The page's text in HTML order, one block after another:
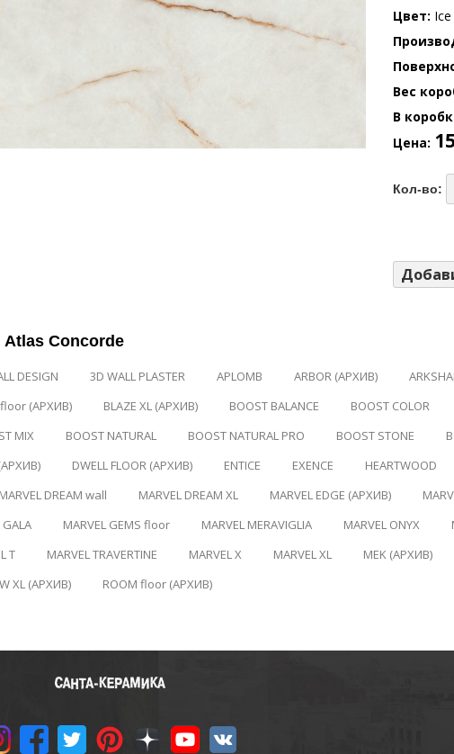
Цвет
Вес
В
Цена
Кол-во:
Atlas Concorde
DESIGN 3D WALL PLASTER APLOMB ARBOR (АРХИВ)
floor (АРХИВ) BLAZE XL (АРХИВ) BOOST BALANCE BOOST COLOR
MIX BOOST NATURAL BOOST NATURAL PRO BOOST STONE
DWELL FLOOR (АРХИВ) ENTICE EXENCE HEARTWOOD
MARVEL DREAM wall MARVEL DREAM XL MARVEL EDGE (АРХИВ)
GALA MARVEL GEMS floor MARVEL MERAVIGLIA MARVEL ONYX
T MARVEL TRAVERTINE MARVEL X MARVEL XL MEK (АРХИВ)
XL (АРХИВ) ROOM floor (АРХИВ)